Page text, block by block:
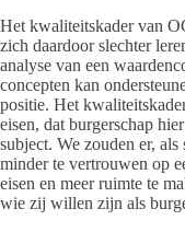
Het kwaliteitskader van
zich daardoor slechter
analyse van een
concepten kan
positie. Het
eisen, dat burgerschap
subject. We zouden er,
minder te vertrouwen op
eisen en meer ruimte te
wie zij willen zijn als